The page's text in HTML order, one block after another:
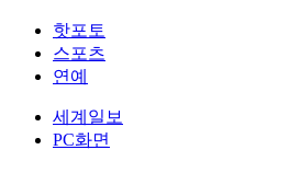
핫포토
스포츠
연예
세계일보
PC화면